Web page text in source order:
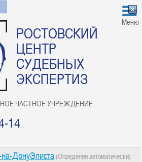
РОСТОВСКИЙ
ЦЕНТР
СУДЕБНЫХ
ЭКСПЕРТИЗ
ЧАСТНОЕ УЧРЕЖДЕНИЕ
14
Меню
ДонуЭлиста (Определен автоматически)